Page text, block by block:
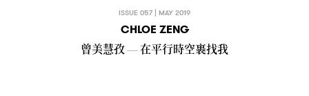
ISSUE 057 | MAY 2019
CHLOE ZENG
曾美慧孜—在平行時空裹找我